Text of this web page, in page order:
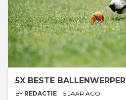
5X BESTE BALLENWERPER
BY REDACTIE 5 JAAR AGO